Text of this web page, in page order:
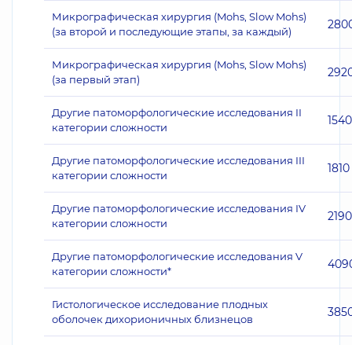
Микрографическая хирургия (Mohs, Slow Mohs)
(за второй и последующие этапы, за каждый)
Микрографическая хирургия (Mohs, Slow Mohs)
(за первый этап)
Другие патоморфологические исследования II
категории сложности
1540
Другие патоморфологические исследования III
категории сложности
1810
Другие патоморфологические исследования IV
категории сложности
2190
Другие патоморфологические исследования V
категории сложности*
Гистологическое исследование плодных
оболочек дихорионичных близнецов